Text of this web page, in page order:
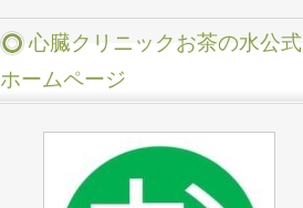
心臓クリニックお茶の水公式
ホームページ